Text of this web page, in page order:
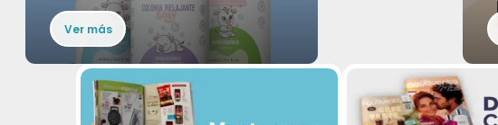
Ver más